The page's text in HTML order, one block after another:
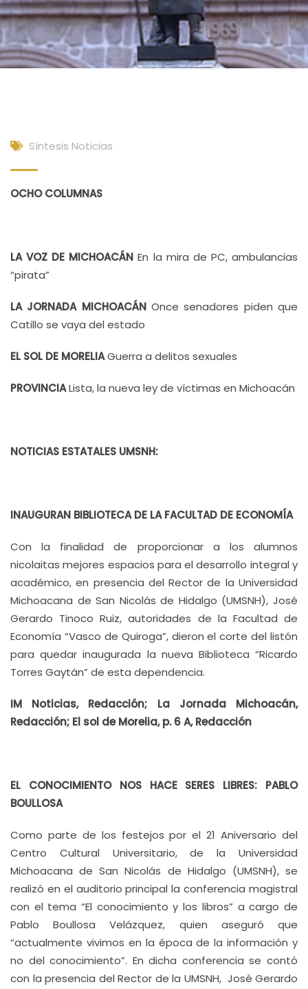
Síntesis Noticias
OCHO COLUMNAS
LA VOZ DE MICHOACÁN En la mira de PC, ambulancias
“pirata”
LA JORNADA MICHOACÁN Once senadores piden que
Catillo se vaya del estado
EL SOL DE MORELIAGuerra a delitos sexuales
PROVINCIALista, la nueva ley de víctimas en Michoacán
NOTICIAS ESTATALES UMSNH:
INAUGURAN BIBLIOTECA DE LA FACULTAD DE ECONOMÍA
Con la finalidad de proporcionar a los alumnos
nicolaitas mejores espacios para el desarrollo integral y
académico, en presencia del Rector de la Universidad
Michoacana de San Nicolás de Hidalgo (UMSNH), José
Gerardo Tinoco Ruiz, autoridades de la Facultad de
Economía “Vasco de Quiroga”, dieron el corte del listón
para quedar inaugurada la nueva Biblioteca “Ricardo
Torres Gaytán” de esta dependencia.
IM Noticias, Redacción; La Jornada Michoacán,
Redacción; El sol de Morelia, p. 6 A, Redacción
EL CONOCIMIENTO NOS HACE SERES LIBRES: PABLO
BOULLOSA
Como parte de los festejos por el 21 Aniversario del
Centro Cultural Universitario, de la Universidad
Michoacana de San Nicolás de Hidalgo (UMSNH), se
realizó en el auditorio principal la conferencia magistral
con el tema “El conocimiento y los libros” a cargo de
Pablo Boullosa Velázquez, quien aseguró que
“actualmente vivimos en la época de la información y
no del conocimiento”. En dicha conferencia se contó
con la presencia del Rector de la UMSNH, José Gerardo